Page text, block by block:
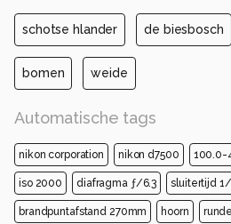
schotse hlander de biesbosch
bomen weide
Automatische tags
nikon corporation nikon d7500 100.0-
iso 2000 diafragma ƒ/6.3 sluitertijd
brandpuntafstand 270mm hoorn